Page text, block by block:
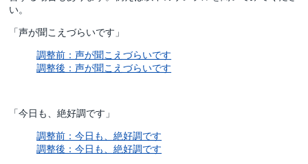
い。
「声が聞こえづらいです」
調整前：声が聞こえづらいです
調整後：声が聞こえづらいです
「今日も、絶好調です」
調整前：今日も、絶好調です
調整後：今日も、絶好調です